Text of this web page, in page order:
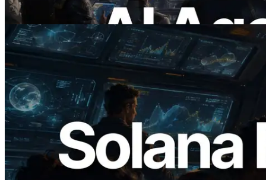
Leer este artículo
2026.05.24